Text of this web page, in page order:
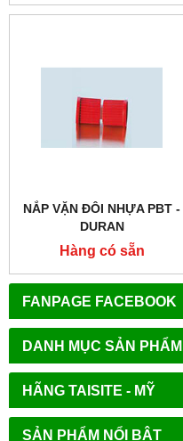
FANPAGE FACEBOOK
DANH MỤC SẢN PHẨM
HÃNG TAISITE - MỸ
SẢN PHẨM NỔI BẬT
NẮP VẶN ĐÔI NHỰA PBT -
DURAN
Hàng có sẵn